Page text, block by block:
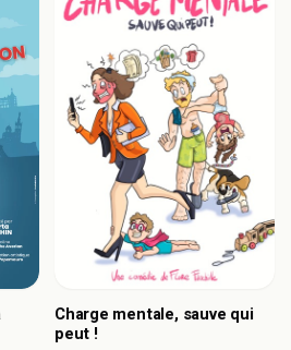
Charge mentale, sauve qui
peut !